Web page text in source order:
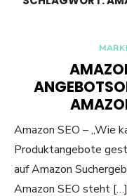
Amazon SEO – „Wie
Produktangebote
auf Amazon
Amazon SEO steht […]